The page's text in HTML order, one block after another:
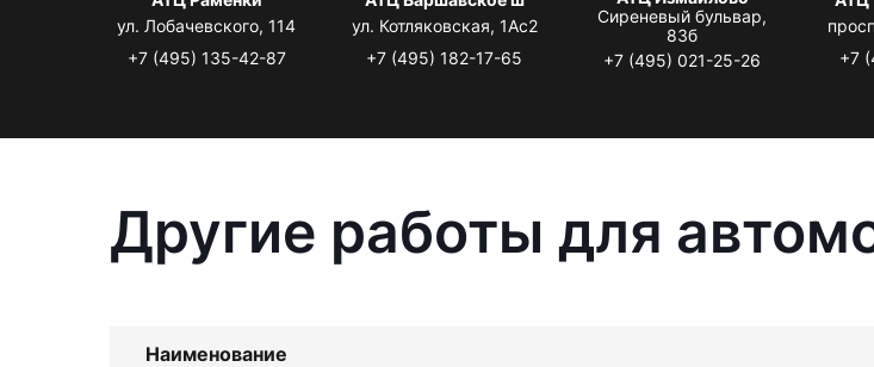
ул. Лобачевского, 114
+7 (495) 135-42-87
ул. Котляковская, 1Ас2
+7 (495) 182-17-65
Сиреневый бульвар,
83б
+7 (495) 021-25-26
+7
Другие работы для
Наименование